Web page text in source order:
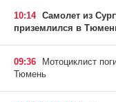
10:14 Самолет из
приземлился в
09:36
Мотоциклист
Тюмень